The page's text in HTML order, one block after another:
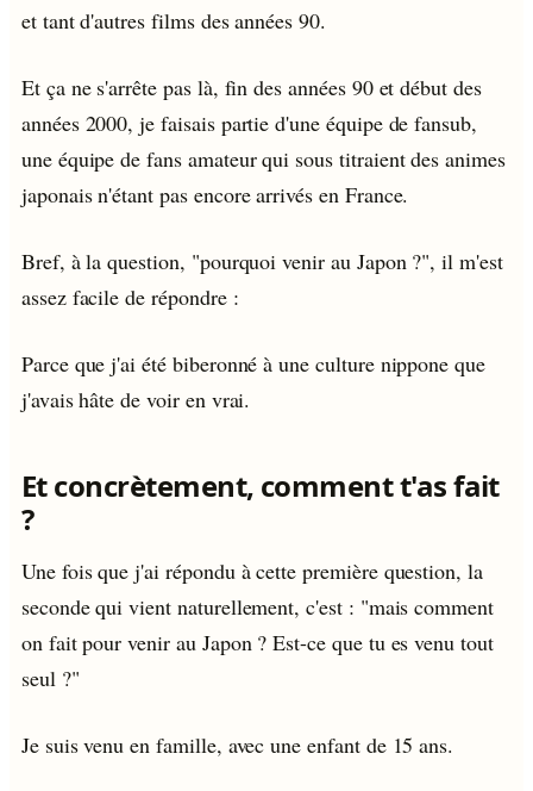
et tant d'autres films des années 90.
Et ça ne s'arrête pas là, fin des années 90 et début des
années 2000, je faisais partie d'une équipe de fansub,
une équipe de fans amateur qui sous titraient des animes
japonais n'étant pas encore arrivés en France.
Bref, à la question, "pourquoi venir au Japon ?", il m'est
assez facile de répondre :
Parce que j'ai été biberonné à une culture nippone que
j'avais hâte de voir en vrai.
Et concrètement, comment t'as fait
?
Une fois que j'ai répondu à cette première question, la
seconde qui vient naturellement, c'est : "mais comment
on fait pour venir au Japon ? Est-ce que tu es venu tout
seul ?"
Je suis venu en famille, avec une enfant de 15 ans.